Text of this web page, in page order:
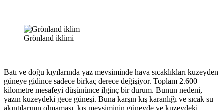
Grönland iklimi
Batı ve doğu kıyılarında yaz mevsiminde hava sıcaklıkları kuzeyden
güneye gidince sadece birkaç derece değişiyor. Toplam 2.600
kilometre mesafeyi düşününce ilginç bir durum. Bunun nedeni,
yazın kuzeydeki gece güneşi. Buna karşın kış karanlığı ve sıcak su
akıntılarının olmaması, kış mevsiminin güneyde ve kuzeydeki